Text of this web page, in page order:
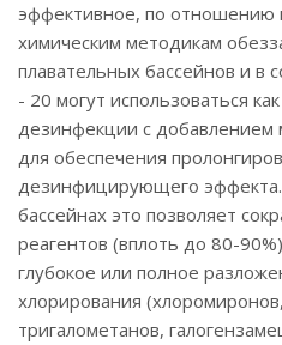
эффективное, по отношению
химическим методикам
плавательных бассейнов и в
- 20 могут использоваться
дезинфекции с добавлением
для обеспечения
дезинфицирующего
бассейнах это позволяет
реагентов (вплоть до 80-
глубокое или полное
хлорирования
тригалометанов,